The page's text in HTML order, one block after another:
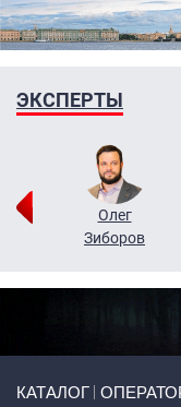
ЭКСПЕРТЫ
Олег
Зиборов
КАТАЛОГ